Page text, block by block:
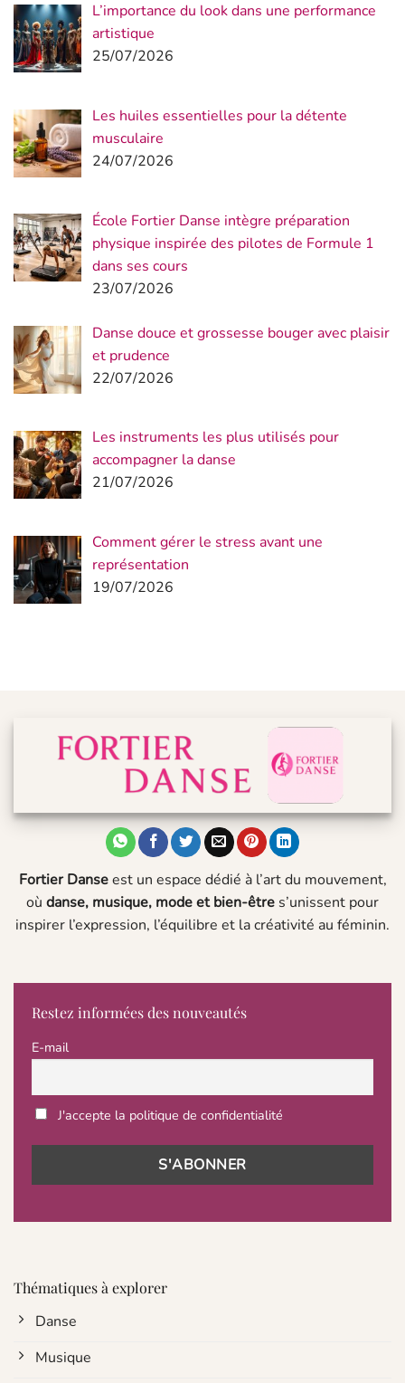
L’importance du look dans une performance
artistique
25/07/2026
Les huiles essentielles pour la détente
musculaire
24/07/2026
École Fortier Danse intègre préparation
physique inspirée des pilotes de Formule 1
dans ses cours
23/07/2026
Danse douce et grossesse bouger avec plaisir
et prudence
22/07/2026
Les instruments les plus utilisés pour
accompagner la danse
21/07/2026
Comment gérer le stress avant une
représentation
19/07/2026
Fortier Danseest un espace dédié à l’art du mouvement,
où danse, musique, mode et bien-être s’unissent pour
inspirer l’expression, l’équilibre et la créativité au féminin.
Restez informées des nouveautés
E-mail
J'accepte la politique de confidentialité
Thématiques à explorer
Danse
Musique